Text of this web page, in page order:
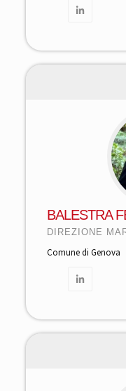
BALESTRA
DIREZIONE
Comune di Genova